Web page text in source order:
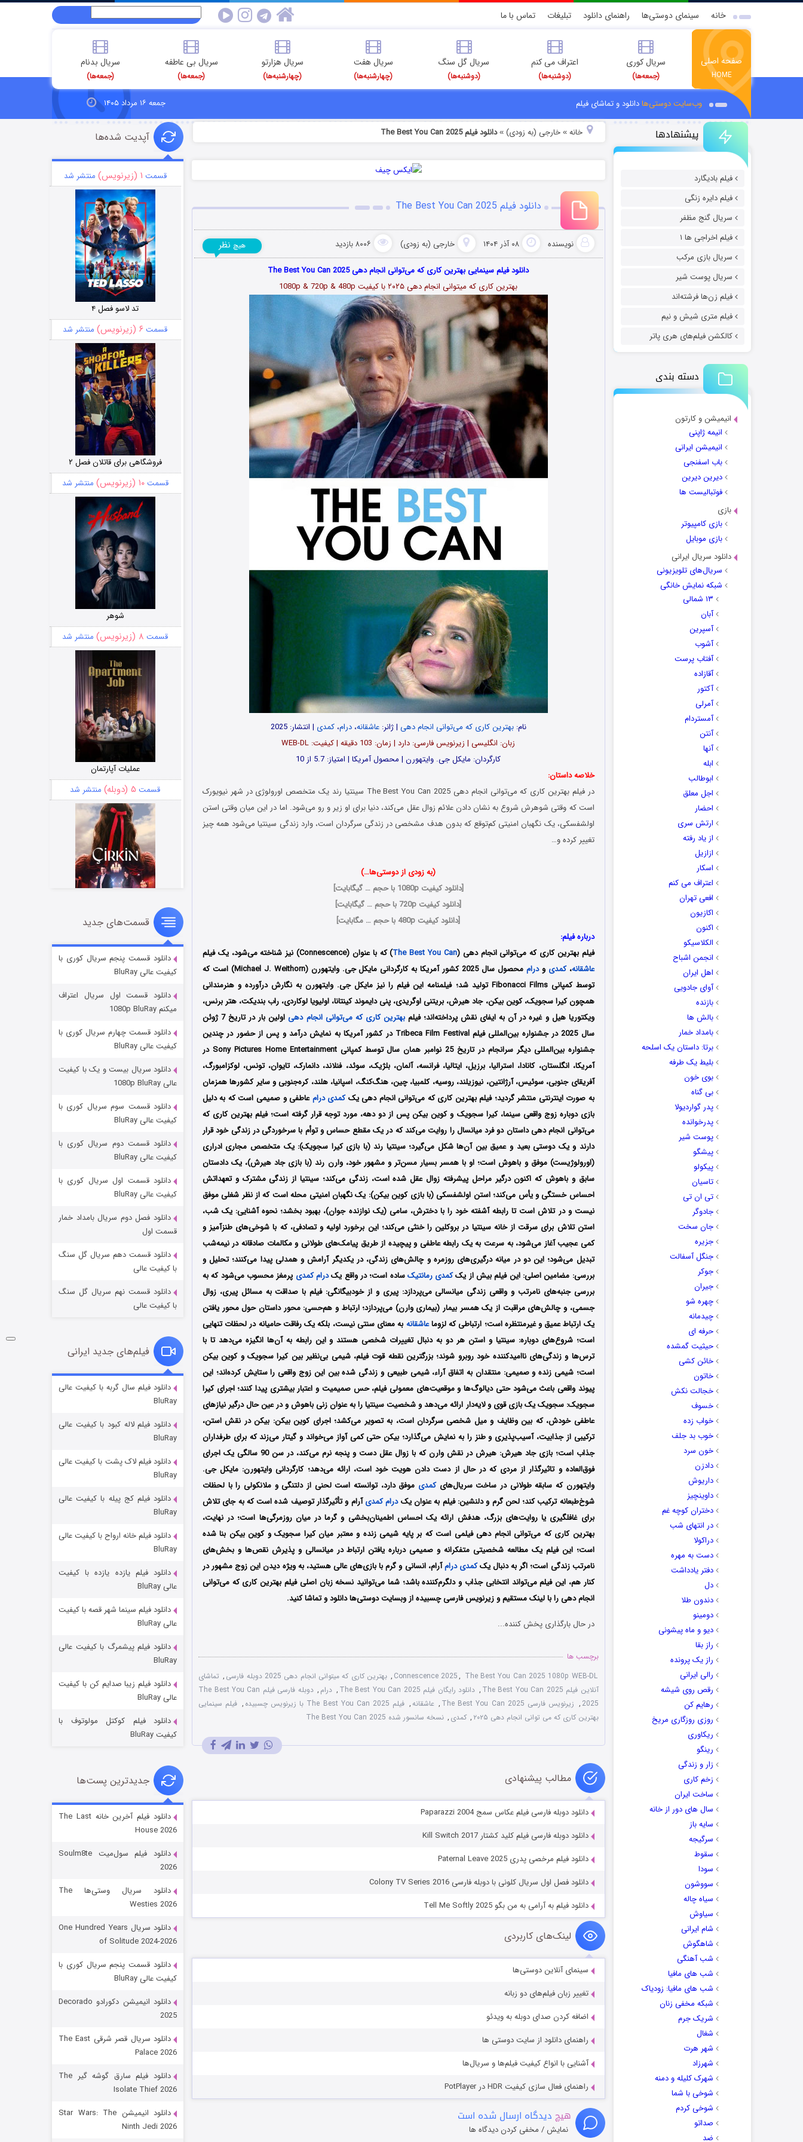
خانه سینمای دوستی‌ها راهنمای دانلود تبلیغات تماس با ما
صفحه اصلی
HOME
سریال کوری
(جمعه‌ها)
اعتراف می کنم
(دوشنبه‌ها)
سریال گل سنگ
(دوشنبه‌ها)
سریال هفت
(چهارشنبه‌ها)
سریال هزارتو
(چهارشنبه‌ها)
سریال بی عاطفه
(جمعه‌ها)
سریال بدنام
(جمعه‌ها)
وب‌سایت دوستی‌هادانلود و تماشای فیلم جمعه ۱۶ مرداد ۱۴۰۵
پیشنهادها
فیلم بادیگارد
فیلم دایره زنگی
سریال گنج مظفر
فیلم اخراجی ها ۱
سریال بازی مرکب
سریال پوست شیر
فیلم زن‌ها فرشته‌اند
فیلم متری شیش و نیم
کالکشن فیلم‌های هری پاتر
دسته بندی
انیمیشن و کارتون
انیمه ژاپنی
انیمیشن ایرانی
باب اسفنجی
دیرین دیرین
فوتبالیست ها
بازی
بازی کامپیوتر
بازی موبایل
دانلود سریال ایرانی
سریال‌های تلویزیونی
شبکه نمایش خانگی
۱۳ شمالی
آبان
آسپرین
آشوب
آفتاب پرست
آقازاده
آکتور
آمرلی
آمستردام
آنتن
آنها
ابله
ابوطالب
اجل معلق
احضار
ارتش سری
از یاد رفته
ازازیل
اسکار
اعتراف می کنم
افعی تهران
اکازیون
اکنون
الکلاسیکو
انجمن اشباح
اهل ایران
آوای جادویی
بازنده
بالش ها
بامداد خمار
برتا: داستان یک اسلحه
بلیط یک‌‌ طرفه
بوی خون
بی گناه
پدر گواردیولا
پدرخوانده
پوست شیر
پیشگو
پیکولو
تاسیان
تی ان تی
جادوگر
جان سخت
جزیره
جنگل آسفالت
جوکر
جیران
چهره شو
چیدمانه
حرفه ای
حیثیت گمشده
خائن کشی
خاتون
خجالت نکش
خسوف
خواب زده
خوب بد جلف
خون سرد
دادزن
داریوش
داوینچیز
دختران کوچه غم
در انتهای شب
دراکولا
دست به مهره
دفتر یادداشت
دل
دندون طلا
دومینو
دیو و ماه پیشونی
راز بقا
راز یک پرونده
رالی ایرانی
رقص روی شیشه
رهایم کن
روزی روزگاری مریخ
ریکاوری
رینگو
زار و زندگی
زخم کاری
ساخت ایران
سال های دور از خانه
سایه باز
سرگیجه
سقوط
سودا
سووشون
سیاه چاله
سیاوش
شام ایرانی
شاهگوش
شب آهنگی
شب های مافیا
شب های مافیا: زودیاک
شبکه مخفی زنان
شریک جرم
شغال
شهر هرت
شهرزاد
شهرک کلیله و دمنه
شوخی با شما
شوخی کردم
صداتو
ضد
خانه» خارجی (به زودی)»دانلود فیلم The Best You Can 2025
دانلود فیلم The Best You Can 2025
نویسنده ۰۸ آذر ۱۴۰۴ خارجی (به زودی) ۸۰۰۶ بازدید هیچ نظر
دانلود فیلم سینمایی بهترین کاری که می‌توانی انجام دهی The Best You Can 2025
بهترین کاری که میتوانی انجام دهی ۲۰۲۵ با کیفیت 1080p & 720p & 480p
نام:بهترین کاری که می‌توانی انجام دهی | ژانر:عاشقانه،درام،کمدی | انتشار: 2025
زبان: انگلیسی | زیرنویس فارسی: دارد | زمان: 103 دقیقه | کیفیت: WEB-DL
کارگردان: مایکل جی. وایتهورن | محصول آمریکا | امتیاز: 5.7 از 10
خلاصه داستان:
در فیلم بهترین کاری که می‌توانی انجام دهی The Best You Can 2025 سینتیا رند یک متخصص اورولوژی در شهر نیویورک
است که وقتی شوهرش شروع به نشان دادن علائم زوال عقل می‌کند، دنیا برای او زیر و رو می‌شود. اما در این میان وقتی استن
اولشفسکی، یک نگهبان امنیتی کم‌توقع که بدون هدف مشخصی در زندگی سرگردان است، وارد زندگی سینتیا می‎‌شود همه چیز
تغییر کرده و…
(به زودی از دوستی‌ها…)
[دانلود کیفیت 1080p با حجم … گیگابایت
]
[دانلود کیفیت 720p با حجم … گیگابایت
]
[دانلود کیفیت 480p با حجم … مگابایت
]
درباره فیلم:
فیلم بهترین کاری که می‌توانی انجام دهی (The Best You Can) که با عنوان (Connescence) نیز شناخته می‌شود، یک فیلم
عاشقانه،کمدی ودرام
محصول سال 2025 کشور آمریکا به کارگردانی مایکل جی. وایتهورن (Michael J. Weithorn) است که
توسط کمپانی‌ Fibonacci Films تولید شد؛ فیلمنامه این فیلم را نیز مایکل جی. وایتهورن
به نگارش درآورده و هنرمندانی
همچونکیرا سجویک، کوین بیکن، جاد هیرش، بریتنی اوگریدی، پنی دایموند کینتانا، اولیویا لوکاردی، راب بندیکت، هتر برنس،
ویکتوریا هیلو غیره در آن به ایفای نقش پرداخته‌اند؛ فیلمبهترین کاری که می‌توانی انجام دهی
اولین بار در تاریخ 7 ژوئن
سال 2025 در جشنواره بین‌المللی فیلم Tribeca Film Festival در کشور آمریکا به نمایش درآمد و پس از حضور در چندین
جشنواره بین‌المللی دیگر سرانجام در تاریخ 25 نوامبر همان سال توسط کمپانی‌ Sony Pictures Home Entertainment
در
آمریکا، انگلستان، کانادا، استرالیا، برزیل، ایتالیا، فرانسه، آلمان، بلژیک، سوئد، فنلاند، دانمارک، تایوان، تونس، لوکزامبورگ،
آفریقای جنوبی، سوئیس، آرژانتین، نیوزیلند، روسیه، کلمبیا، چین، هنگ‌کنگ، اسپانیا، هلند، کره‌جنوبی و سایر کشورها همزمان
به صورت اینترنتی منتشر گردید؛فیلم بهترین کاری که می‌توانی انجام دهی یککمدی درامعاطفی و صمیمی است که به دلیل
بازی دوباره زوج واقعی سینما، کیرا سجویک و کوین بیکن پس از دو دهه، مورد توجه قرار گرفته است؛ فیلم بهترین کاری که
می‌توانی انجام دهی داستان دو فرد میانسال را روایت می‌کند که در یک مقطع حساس و توأم با سرخوردگی در زندگی خود قرار
دارند و یک دوستی بعید و عمیق بین آن‌ها شکل می‌گیرد؛ سینتیا رند (با بازی کیرا سجویک): یک متخصص مجاری ادراری
(اورولوژیست) موفق و باهوش است؛ او با همسر بسیار مسن‌تر و مشهور خود، وارن رند (با بازی جاد هیرش)، یک دادستان
سابق و باهوش که اکنون درگیر مراحل پیشرفته زوال عقل شده است، زندگی می‌کند؛ سینتیا از زندگی مشترک و تعهداتش
احساس خستگی و یأس می‌کند؛ استن اولشفسکی (با بازی کوین بیکن): یک نگهبان امنیتی محله است که از نظر شغلی موفق
نیست و در تلاش است تا رابطه آشفته خود را با دخترش، سامی (یک نوازنده جوان)، بهبود بخشد؛ نحوه آشنایی: یک شب،
استن تلاش برای سرقت از خانه سینتیا در بروکلین را خنثی می‌کند؛ این برخورد اولیه و تصادفی، که با شوخی‌های طنزآمیز و
کمی عجیب آغاز می‌شود، به سرعت به یک رابطه عاطفی و پیچیده از طریق پیامک‌های طولانی و مکالمات صادقانه در نیمه‌شب
تبدیل می‌شود؛ این دو در میانه درگیری‌های روزمره و چالش‌های زندگی، در یکدیگر آرامش و همدلی پیدا می‌کنند؛ تحلیل و
بررسی: مضامین اصلی: این فیلم بیش از یککمدی رمانتیکساده است؛ در واقع یکدرام کمدی پرمغز محسوب می‌شود که به
بررسی جنبه‌های نامرتب و واقعی زندگی میانسالی می‌پردازد: پیری و از خودبیگانگی: فیلم با صداقت به مسائل پیری، زوال
جسمی، و چالش‌های مراقبت از یک همسر بیمار (بیماری وارن) می‌پردازد؛ ارتباط و هم‌حسی: محور داستان حول محور یافتن
یک ارتباط عمیق و غیرمنتظره است؛ ارتباطی که لزوماعاشقانه به معنای سنتی نیست، بلکه یک رفاقت حامیانه در لحظات تنهایی
است؛ شروع‌های دوباره: سینتیا و استن هر دو به دنبال تغییرات شخصی هستند و این رابطه به آن‌ها انگیزه می‌دهد تا با
ترس‌ها و زندگی‌های ناامیدکننده خود روبرو شوند؛ بزرگترین نقطه قوت فیلم، شیمی بی‌نظیر بین کیرا سجویک و کوین بیکن
است؛ شیمی زنده و صمیمی: منتقدان به اتفاق آراء، شیمی طبیعی و زندگی شده بین این زوج واقعی را ستایش کرده‌اند؛ این
پیوند واقعی باعث می‌شود حتی دیالوگ‌ها و موقعیت‌های معمولی فیلم، حس صمیمیت و اعتبار بیشتری پیدا کنند؛ اجرای کیرا
سجویک: سجویک یک بازی قوی و لایه‌دار ارائه می‌دهد و شخصیت سینتیا را به عنوان زنی باهوش و در عین حال درگیر نیازهای
عاطفی خودش، که بین وظایف و میل شخصی سرگردان است، به تصویر می‌کشد؛ اجرای کوین بیکن: بیکن در نقش استن،
ترکیبی از جذابیت، آسیب‌پذیری و طنز را به نمایش می‌گذارد؛ بیکن حتی کمی آواز می‌خواند و گیتار می‌زند که برای طرفداران
جذاب است؛ بازی جاد هیرش: هیرش در نقش وارن که با زوال عقل دست و پنجه نرم می‌کند، در سن 90 سالگی یک اجرای
فوق‌العاده و تاثیرگذار از مردی که در حال از دست دادن هویت خود است، ارائه می‌دهد؛ کارگردانی وایتهورن: مایکل جی.
وایتهورن که سابقه طولانی در ساخت سریال‌هایکمدی موفق دارد، توانسته است لحنی از دلتنگی و ملانکولی را با لحظات
شوخ‌طبعانه ترکیب کند؛ لحن گرم و دلنشین: فیلم به عنوان یکدرام کمدیآرام و تأثیرگذار توصیف شده است که به جای تلاش
برای غافلگیری یا روایت‌های بزرگ، هدفش ارائه یک احساس اطمینان‌بخشی و گرما در میان روزمرگی‌ها است؛ در نهایت،
بهترین کاری که می‌توانی انجام دهی فیلمی است که بر پایه شیمی زنده و معتبر میان کیرا سجویک و کوین بیکن بنا شده
است؛ این فیلم یک مطالعه شخصیتی متفکرانه و صمیمی درباره یافتن ارتباط در میانسالی و پذیرش نقص‌ها و بخش‌های
نامرتب زندگی است؛ اگر به دنبال یککمدی درامآرام، انسانی و گرم با بازی‌های عالی هستید، به ویژه دیدن این زوج مشهور در
کنار هم، این فیلم می‌تواند انتخابی جذاب و دلگرم‌کننده باشد؛ شما می‌توانید نسخه زبان اصلی فیلم بهترین کاری که می‌توانی
انجام دهی را با ‌لینک مستقیم و زیرنویس فارسی چسبیده از وبسایت دوستی‌ها دانلود و تماشا کنید.
در حال بارگذاری پخش کننده...
برچسب ها
Connescence 2025, The Best You Can 2025 1080p WEB-DL
, بهترین کاری که میتوانی انجام دهی 2025 دوبله فارسی , تماشای
آنلاین فیلم The Best You Can 2025
, دانلود رایگان فیلم The Best You Can 2025 , درام ,
دوبله فارسی فیلم The Best You Can
2025
, زیرنویس فارسی The Best You Can 2025 , عاشقانه, فیلم The Best You Can 2025 با زیرنویس چسبیده , فیلم سینمایی
بهترین کاری که می ‌توانی انجام دهی ۲۰۲۵
, کمدی , نسخه سانسور شده The Best You Can 2025
مطالب پیشنهادی
دانلود دوبله فارسی فیلم عکاس سمج Paparazzi 2004
دانلود دوبله فارسی فیلم کلید کشتار Kill Switch 2017
دانلود فیلم مرخصی پدری Paternal Leave 2025
دانلود فصل اول سریال کلونی با دوبله فارسی Colony TV Series 2016
دانلود فیلم به آرامی به من بگو Tell Me Softly 2025
لینک‌های کاربردی
سینمای آنلاین دوستی‌ها
تغییر زبان فیلم‌های دو زبانه
اضافه کردن صدای دوبله به ویدئو
راهنمای دانلود از سایت دوستی ها
آشنایی با انواع کیفیت فیلم‌ها و سریال‌ها
راهنمای فعال سازی کیفیت HDR در PotPlayer
هیچ دیدگاه ارسال شده است
نمایش / مخفی کردن دیدگاه ها
آپدیت شده‌ها
قسمت ۱ (زیرنویس) منتشر شد
تد لاسو فصل ۴
قسمت ۶ (زیرنویس) منتشر شد
فروشگاهی برای قاتلان فصل ۲
قسمت۱۰ (زیرنویس) منتشر شد
شوهر
قسمت ۸ (زیرنویس) منتشر شد
عملیات آپارتمان
قسمت ۵ (دوبله) منتشر شد
سریال زشت
قسمت۲ (زیرنویس) منتشر شد
مردگان متحرک: شهر مرده ۳
شکست استوارت در نجات جهان
قسمت ۷ (زیرنویس) منتشر شد
شوگر فصل ۲
قسمت
خاندان اژدها فصل ۳
جادوگری در مغولستان
قسمت
رویایی برای تو
قسمت
قسمت‌های جدید
دانلود قسمت پنجم سریال کوری با
کیفیت عالی BluRay
دانلود قسمت اول سریال اعتراف
میکنم 1080p BluRay
دانلود قسمت چهارم سریال کوری با
کیفیت عالی BluRay
دانلود سریال بیست و یک با کیفیت
عالی 1080p BluRay
دانلود قسمت سوم سریال کوری با
کیفیت عالی BluRay
دانلود قسمت دوم سریال کوری با
کیفیت عالی BluRay
دانلود قسمت اول سریال کوری با
کیفیت عالی BluRay
دانلود فصل دوم سریال بامداد خمار
قسمت اول
دانلود قسمت دهم سریال گل سنگ
با کیفیت عالی
دانلود قسمت نهم سریال گل سنگ
با کیفیت عالی
فیلم‌های جدید ایرانی
دانلود فیلم سال گربه با کیفیت عالی
BluRay
دانلود فیلم لاله کبود با کیفیت عالی
BluRay
دانلود فیلم لاک پشت با کیفیت عالی
BluRay
دانلود فیلم کج‌ پیله با کیفیت عالی
BluRay
دانلود فیلم خانه ارواح با کیفیت عالی
BluRay
دانلود فیلم یازده یازده با کیفیت
عالی BluRay
دانلود فیلم سینما شهر قصه با کیفیت
عالی BluRay
دانلود فیلم پیشمرگ با کیفیت عالی
BluRay
دانلود فیلم زیبا صدایم کن با کیفیت
عالی BluRay
دانلود فیلم کوکتل مولوتوف با
کیفیت BluRay
جدیدترین پست‌ها
دانلود فیلم آخرین خانه The Last
House 2026
دانلود فیلم سول‌میت Soulm8te
2026
دانلود سریال وستی‌ها The
Westies 2026
دانلود سریال One Hundred Years
of Solitude 2024-2026
دانلود قسمت پنجم سریال کوری با
کیفیت عالی BluRay
دانلود انیمیشن دکورادو Decorado
2025
دانلود سریال قصر شرقی The East
Palace 2026
دانلود فیلم سارق گوشه گیر The
Isolate Thief 2026
دانلود انیمیشن Star Wars: The
Ninth Jedi 2026